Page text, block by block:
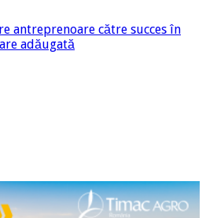
antreprenoare către succes în
adăugată